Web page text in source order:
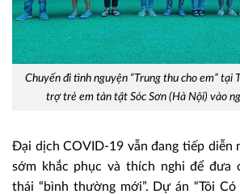
Chuyến đi tình nguyện “Trung thu cho em” tại
trợ trẻ em tàn tật Sóc Sơn (Hà Nội) vào
Đại dịch COVID-19 vẫn đang tiếp diễn
sớm khắc phục và thích nghi để đưa
thái “bình thường mới”. Dự án “Tôi